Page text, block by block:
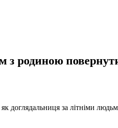
з родиною
доглядальниця за літніми